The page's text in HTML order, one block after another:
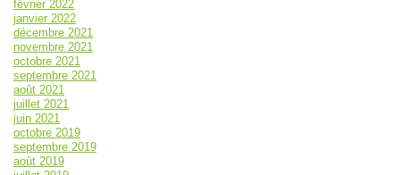
février 2022
janvier 2022
décembre 2021
novembre 2021
octobre 2021
septembre 2021
août 2021
juillet 2021
juin 2021
octobre 2019
septembre 2019
août 2019